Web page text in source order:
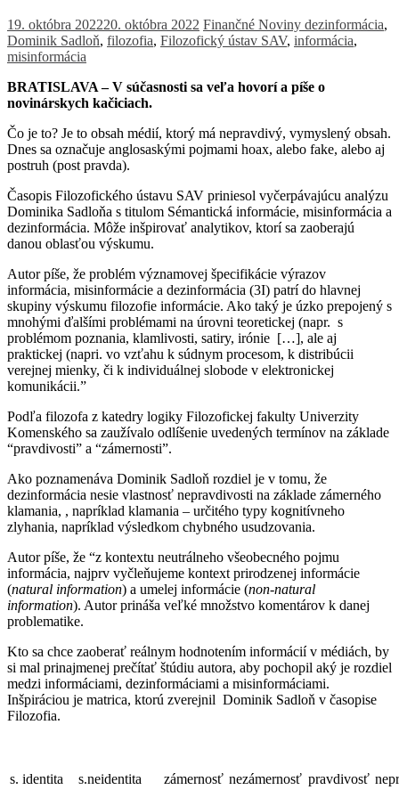
19. októbra 202220. októbra 2022 Finančné Noviny dezinformácia,
Dominik Sadloň, filozofia, Filozofický ústav SAV, informácia,
misinformácia
BRATISLAVA – V súčasnosti sa veľa hovorí a píše o
novinárskych kačiciach.
Čo je to? Je to obsah médií, ktorý má nepravdivý, vymyslený obsah.
Dnes sa označuje anglosaskými pojmami hoax, alebo fake, alebo aj
postruh (post pravda).
Časopis Filozofického ústavu SAV priniesol vyčerpávajúcu analýzu
Dominika Sadloňa s titulom Sémantická informácie, misinformácia a
dezinformácia. Môže inšpirovať analytikov, ktorí sa zaoberajú
danou oblasťou výskumu.
Autor píše, že problém významovej špecifikácie výrazov
informácia, misinformácie a dezinformácia (3I) patrí do hlavnej
skupiny výskumu filozofie informácie. Ako taký je úzko prepojený s
mnohými ďalšími problémami na úrovni teoretickej (napr. s
problémom poznania, klamlivosti, satiry, irónie […], ale aj
praktickej (napri. vo vzťahu k súdnym procesom, k distribúcii
verejnej mienky, či k individuálnej slobode v elektronickej
komunikácii.”
Podľa filozofa z katedry logiky Filozofickej fakulty Univerzity
Komenského sa zaužívalo odlíšenie uvedených termínov na základe
“pravdivosti” a “zámernosti”.
Ako poznamenáva Dominik Sadloň rozdiel je v tomu, že
dezinformácia nesie vlastnosť nepravdivosti na základe zámerného
klamania, , napríklad klamania – určitého typy kognitívneho
zlyhania, napríklad výsledkom chybného usudzovania.
Autor píše, že “z kontextu neutrálneho všeobecného pojmu
informácia, najprv vyčleňujeme kontext prirodzenej informácie
(natural information) a umelej informácie (non-natural
information). Autor prináša veľké množstvo komentárov k danej
problematike.
Kto sa chce zaoberať reálnym hodnotením informácií v médiách, by
si mal prinajmenej prečítať štúdiu autora, aby pochopil aký je rozdiel
medzi informáciami, dezinformáciami a misinformáciami.
Inšpiráciou je matrica, ktorú zverejnil Dominik Sadloň v časopise
Filozofia.
s. identita s.neidentita zámernosť nezámernosť pravdivosť